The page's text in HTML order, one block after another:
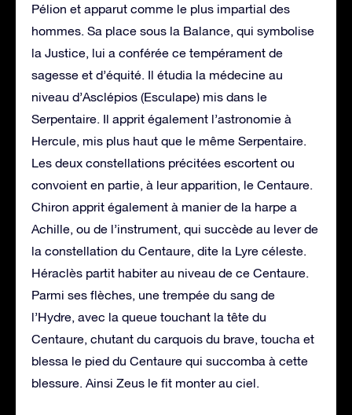
Pélion et apparut comme le plus impartial des
hommes. Sa place sous la Balance, qui symbolise
la Justice, lui a conférée ce tempérament de
sagesse et d’équité. Il étudia la médecine au
niveau d’Asclépios (Esculape) mis dans le
Serpentaire. Il apprit également l’astronomie à
Hercule, mis plus haut que le même Serpentaire.
Les deux constellations précitées escortent ou
convoient en partie, à leur apparition, le Centaure.
Chiron apprit également à manier de la harpe a
Achille, ou de l’instrument, qui succède au lever de
la constellation du Centaure, dite la Lyre céleste.
Héraclès partit habiter au niveau de ce Centaure.
Parmi ses flèches, une trempée du sang de
l’Hydre, avec la queue touchant la tête du
Centaure, chutant du carquois du brave, toucha et
blessa le pied du Centaure qui succomba à cette
blessure. Ainsi Zeus le fit monter au ciel.